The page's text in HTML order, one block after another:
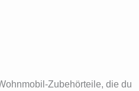
Zubehörteile, die du